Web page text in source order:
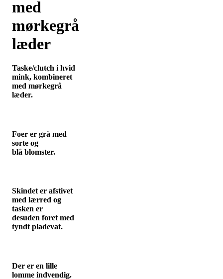
med
mørkegrå
læder
Taske/clutch i hvid
mink, kombineret
med mørkegrå
læder.
Foer er grå med
sorte og
blå blomster.
Skindet er afstivet
med lærred og
tasken er
desuden foret med
tyndt pladevat.
Der er en lille
lomme indvendig.